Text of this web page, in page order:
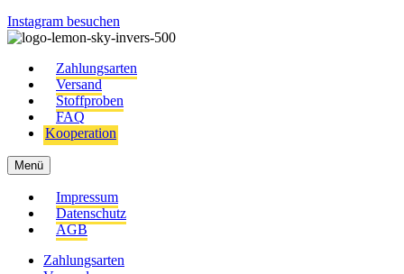
Instagram besuchen
Zahlungsarten
Versand
Stoffproben
FAQ
Kooperation
Menü
Impressum
Datenschutz
AGB
Zahlungsarten